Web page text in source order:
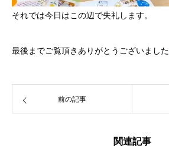
それでは今日はこの辺で失礼します。
最後までご覧頂きありがとうございました
前の記事
関連記事